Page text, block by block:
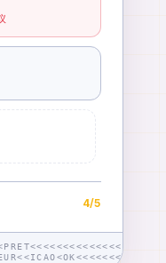
5/5